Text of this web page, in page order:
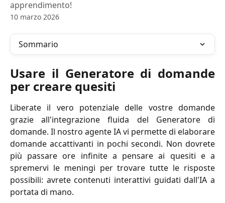
apprendimento!
10 marzo 2026
Sommario
Usare il Generatore di domande
per creare quesiti
Liberate il vero potenziale delle vostre domande
grazie all'integrazione fluida del Generatore di
domande. Il nostro agente IA vi permette di elaborare
domande accattivanti in pochi secondi. Non dovrete
più passare ore infinite a pensare ai quesiti e a
spremervi le meningi per trovare tutte le risposte
possibili: avrete contenuti interattivi guidati dall'IA a
portata di mano.